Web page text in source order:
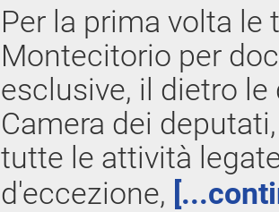
Per la prima volta le
Montecitorio per
esclusive, il dietro
Camera dei
tutte le attività
d'eccezione,